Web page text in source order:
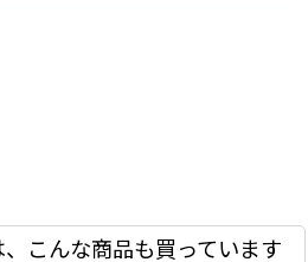
こんな商品も買っています